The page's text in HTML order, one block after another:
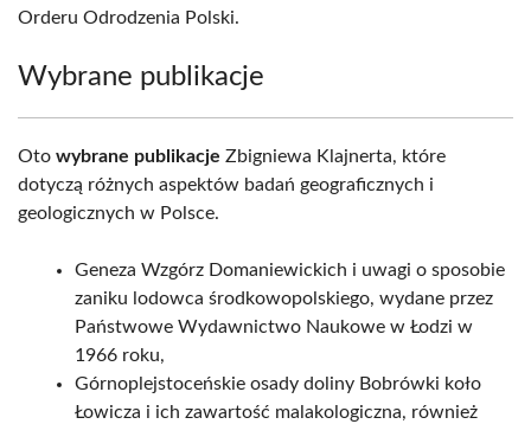
Orderu Odrodzenia Polski.
Wybrane publikacje
Oto wybrane publikacje Zbigniewa Klajnerta, które
dotyczą różnych aspektów badań geograficznych i
geologicznych w Polsce.
Geneza Wzgórz Domaniewickich i uwagi o sposobie
zaniku lodowca środkowopolskiego, wydane przez
Państwowe Wydawnictwo Naukowe w Łodzi w
1966 roku,
Górnoplejstoceńskie osady doliny Bobrówki koło
Łowicza i ich zawartość malakologiczna, również